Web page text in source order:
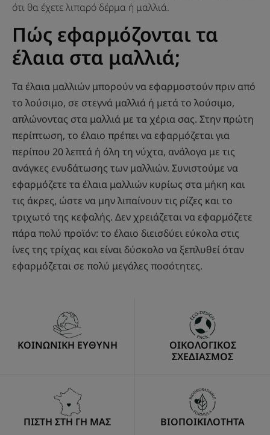
ότι θα έχετε λιπαρό δέρμα ή μαλλιά.
Πώς εφαρμόζονται τα
έλαια στα μαλλιά;
Τα έλαια μαλλιών μπορούν να εφαρμοστούν πριν από
το λούσιμο, σε στεγνά μαλλιά ή μετά το λούσιμο,
απλώνοντας στα μαλλιά με τα χέρια σας. Στην πρώτη
περίπτωση, το έλαιο πρέπει να εφαρμόζεται για
περίπου 20 λεπτά ή όλη τη νύχτα, ανάλογα με τις
ανάγκες ενυδάτωσης των μαλλιών. Συνιστούμε να
εφαρμόζετε τα έλαια μαλλιών κυρίως στα μήκη και
τις άκρες, ώστε να μην λιπαίνουν τις ρίζες και το
τριχωτό της κεφαλής. Δεν χρειάζεται να εφαρμόζετε
πάρα πολύ προϊόν: το έλαιο διεισδύει εύκολα στις
ίνες της τρίχας και είναι δύσκολο να ξεπλυθεί όταν
εφαρμόζεται σε πολύ μεγάλες ποσότητες.
ΚΟΙΝΩΝΙΚΗ ΕΥΘΥΝΗ
ΟΙΚΟΛΟΓΙΚΟΣ
ΣΧΕΔΙΑΣΜΟΣ
ΠΙΣΤΗ ΣΤΗ ΓΗ ΜΑΣ ΒΙΟΠΟΙΚΙΛΟΤΗΤΑ